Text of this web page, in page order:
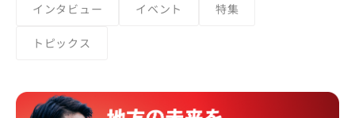
インタビュー イベント 特集
トピックス